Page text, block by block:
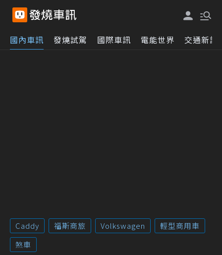
國內車訊 發燒試駕 國際車訊 電能世界 交通新訊
Caddy 福斯商旅 Volkswagen
輕型商用車
煞車